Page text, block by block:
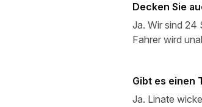
Decken Sie
Ja. Wir sind 24
Fahrer wird
Gibt es einen
Ja. Linate